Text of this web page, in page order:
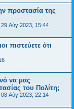
προστασία της
29 Αύγ 2023, 15:44
πιστεύετε ότι
να μας
του Πολίτη;
08 Αύγ 2023, 22:14